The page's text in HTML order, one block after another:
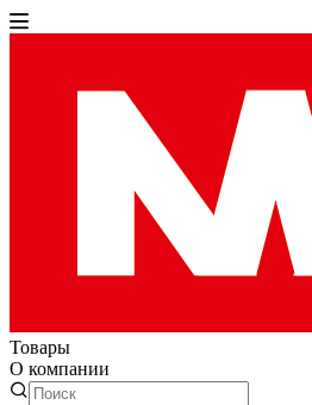
Товары
О компании